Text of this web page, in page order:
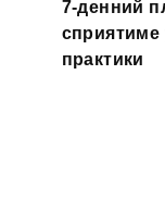
7-денний
сприятиме
практики